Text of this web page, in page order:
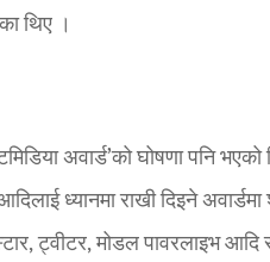
थिए ।
अवार्ड’को घोषणा पनि
ध्यानमा राखी दिइने
ट्वीटर, मोडल पावरलाइभ